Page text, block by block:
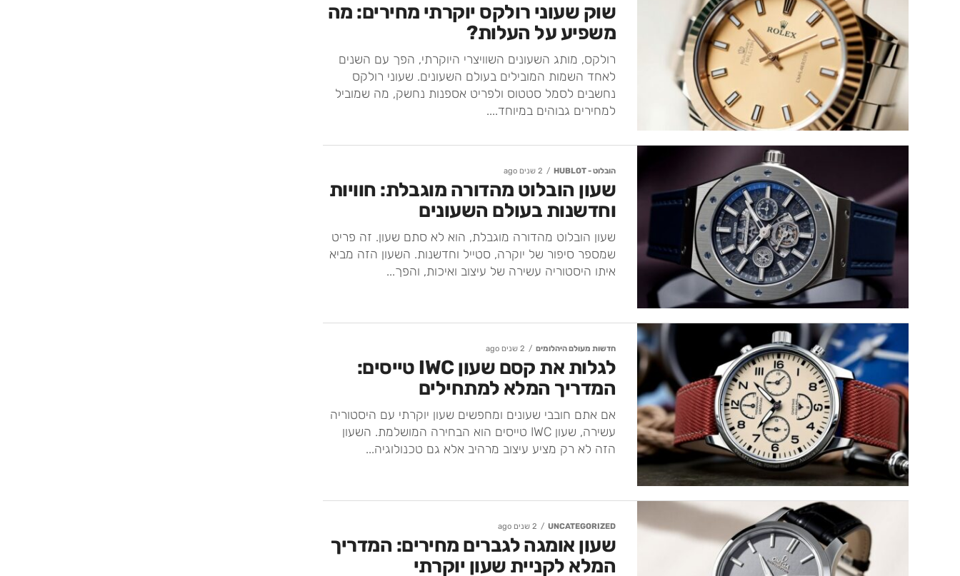
שוק שעוני רולקס יוקרתי מחירים: מה
משפיע על העלות?
רולקס, מותג השעונים השוויצרי היוקרתי, הפך עם השנים
לאחד השמות המובילים בעולם השעונים. שעוני רולקס
נחשבים לסמל סטטוס ולפריט אספנות נחשק, מה שמוביל
למחירים גבוהים במיוחד....
הובלוט - HUBLOT 2 שנים ago
שעון הובלוט מהדורה מוגבלת: חוויות
וחדשנות בעולם השעונים
שעון הובלוט מהדורה מוגבלת, הוא לא סתם שעון. זה פריט
שמספר סיפור של יוקרה, סטייל וחדשנות. השעון הזה מביא
איתו היסטוריה עשירה של עיצוב ואיכות, והפך...
חדשות מעולם היהלומים 2 שנים ago
לגלות את קסם שעון IWC טייסים:
המדריך המלא למתחילים
אם אתם חובבי שעונים ומחפשים שעון יוקרתי עם היסטוריה
עשירה, שעון IWC טייסים הוא הבחירה המושלמת. השעון
הזה לא רק מציע עיצוב מרהיב אלא גם טכנולוגיה...
UNCATEGORIZED 2 שנים ago
שעון אומגה לגברים מחירים: המדריך
המלא לקניית שעון יוקרתי